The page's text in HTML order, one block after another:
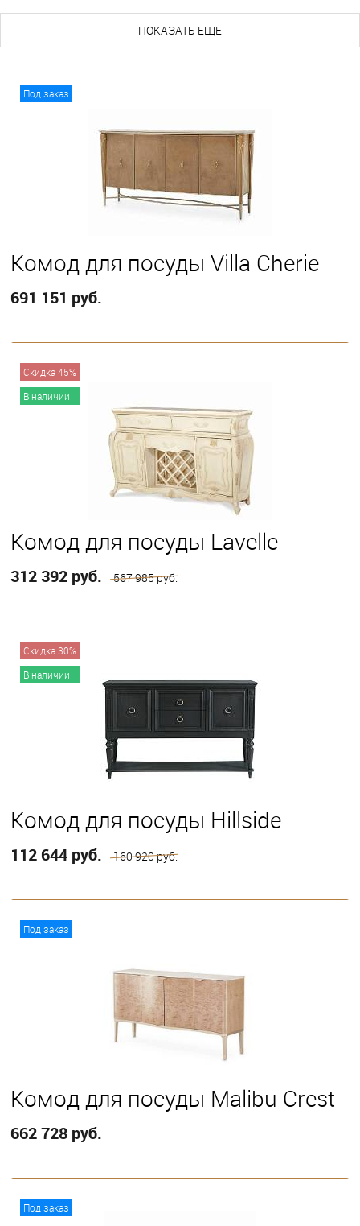
ПОКАЗАТЬ ЕЩЕ
Под заказ
Комод для посуды Villa Cherie
691 151 руб.
Скидка 45%
В наличии
Комод для посуды Lavelle
312 392 руб. 567 985 руб.
Скидка 30%
В наличии
Комод для посуды Hillside
112 644 руб. 160 920 руб.
Под заказ
Комод для посуды Malibu Crest
662 728 руб.
Под заказ